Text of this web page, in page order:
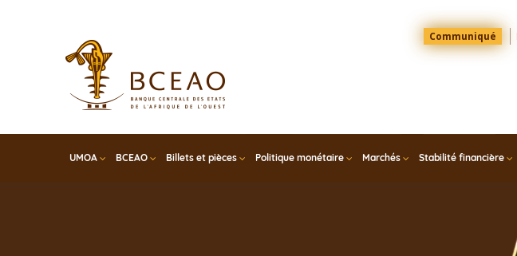
Menu
Top
Communiqué
UMOA BCEAO Billets et pièces Politique monétaire Marchés Stabilité financière